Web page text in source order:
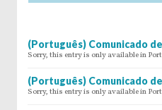
(Português) Comunicado
Sorry, this entry is only available in
(Português) Comunicado
Sorry, this entry is only available in